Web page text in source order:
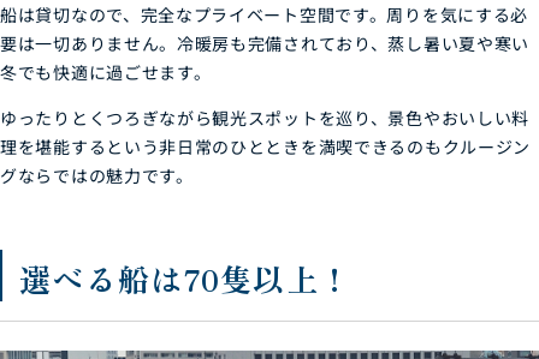
船は貸切なので、完全なプライベート空間です。周りを気にする必
要は一切ありません。冷暖房も完備されており、蒸し暑い夏や寒い
冬でも快適に過ごせます。
ゆったりとくつろぎながら観光スポットを巡り、景色やおいしい料
理を堪能するという非日常のひとときを満喫できるのもクルージン
グならではの魅力です。
選べる船は70隻以上！